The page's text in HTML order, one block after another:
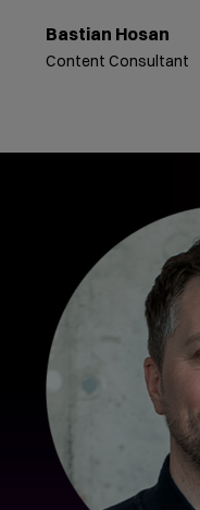
Bastian Hosan
Content Consultant